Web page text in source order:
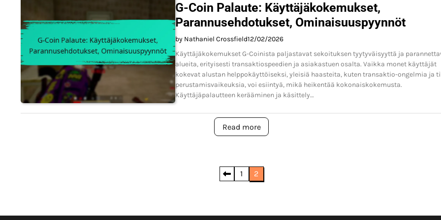
G-Coin Palaute: Käyttäjäkokemukset,
Parannusehdotukset, Ominaisuuspyynnöt
by Nathaniel Crossfield12/02/2026
Käyttäjäkokemukset G-Coinista paljastavat sekoituksen tyytyväisyyttä ja
alueita, erityisesti transaktiospeedien ja asiakastuen osalta. Vaikka monet käyttäjät
kokevat alustan helppokäyttöiseksi, yleisiä haasteita, kuten transaktio-ongelmia ja
perustamisvaikeuksia, voi esiintyä, mikä heikentää kokonaiskokemusta.
Käyttäjäpalautteen kerääminen ja käsittely…
Read more
1 2